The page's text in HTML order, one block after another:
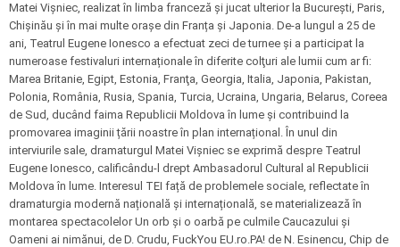
Matei Vișniec, realizat în limba franceză și jucat ulterior la Bucureşti, Paris,
Chișinău și în mai multe orașe din Franța și Japonia. De-a lungul a 25 de
ani, Teatrul Eugene Ionesco a efectuat zeci de turnee și a participat la
numeroase festivaluri internaționale în diferite colţuri ale lumii cum ar fi:
Marea Britanie, Egipt, Estonia, Franţa, Georgia, Italia, Japonia, Pakistan,
Polonia, România, Rusia, Spania, Turcia, Ucraina, Ungaria, Belarus, Coreea
de Sud, ducând faima Republicii Moldova în lume și contribuind la
promovarea imaginii țării noastre în plan internațional. În unul din
interviurile sale, dramaturgul Matei Vișniec se exprimă despre Teatrul
Eugene Ionesco, calificându-l drept Ambasadorul Cultural al Republicii
Moldova în lume. Interesul TEI față de problemele sociale, reflectate în
dramaturgia modernă națională și internațională, se materializează în
montarea spectacolelor Un orb și o oarbă pe culmile Caucazului și
Oameni ai nimănui, de D. Crudu, FuckYou EU.ro.PA! de N. Esinencu, Chip de